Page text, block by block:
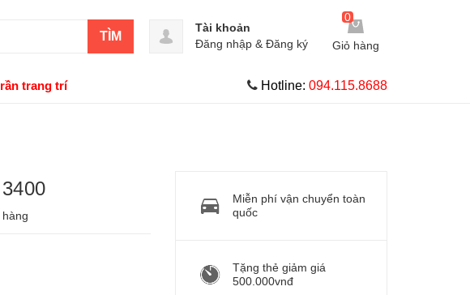
TÌM
0
Giỏ hàng
Tài khoản
Đăng nhập & Đăng ký
trang trí Hotline: 094.115.8688
Miễn phí vận chuyển toàn
quốc
Tặng thẻ giảm giá
500.000vnđ